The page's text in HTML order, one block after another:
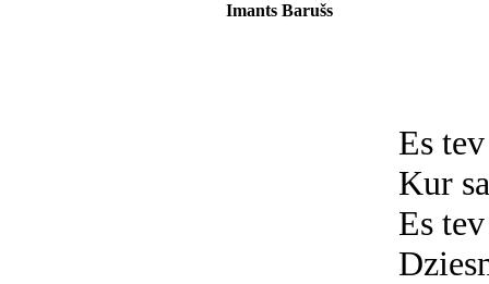
Imants Barušs
Es
Kur
Es